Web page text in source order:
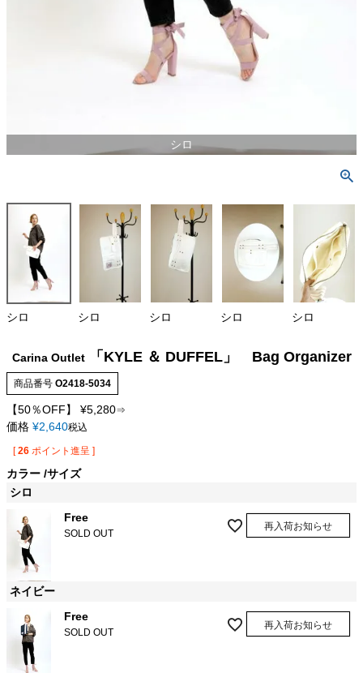
シロ
シロ シロ シロ シロ シロ
Carina Outlet 「KYLE ＆ DUFFEL」 Bag Organizer
商品番号 O2418-5034
【50％OFF】 ¥5,280⇒
価格 ¥2,640税込
[ 26 ポイント進呈 ]
カラー サイズ
シロ
Free
SOLD OUT
再入荷お知らせ
ネイビー
Free
SOLD OUT
再入荷お知らせ